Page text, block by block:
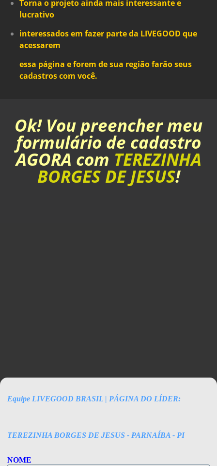
Torna o projeto ainda mais interessante e
lucrativo
interessados em fazer parte da LIVEGOOD que
acessarem
essa página e forem de sua região farão seus
cadastros com você.
Ok! Vou preencher meu
formulário de cadastro
AGORA com TEREZINHA
BORGES DE JESUS!
CADASTRAR AGORA!
Equipe LIVEGOOD BRASIL | PÁGINA DO LÍDER:
TEREZINHA BORGES DE JESUS - PARNAÍBA - PI
NOME